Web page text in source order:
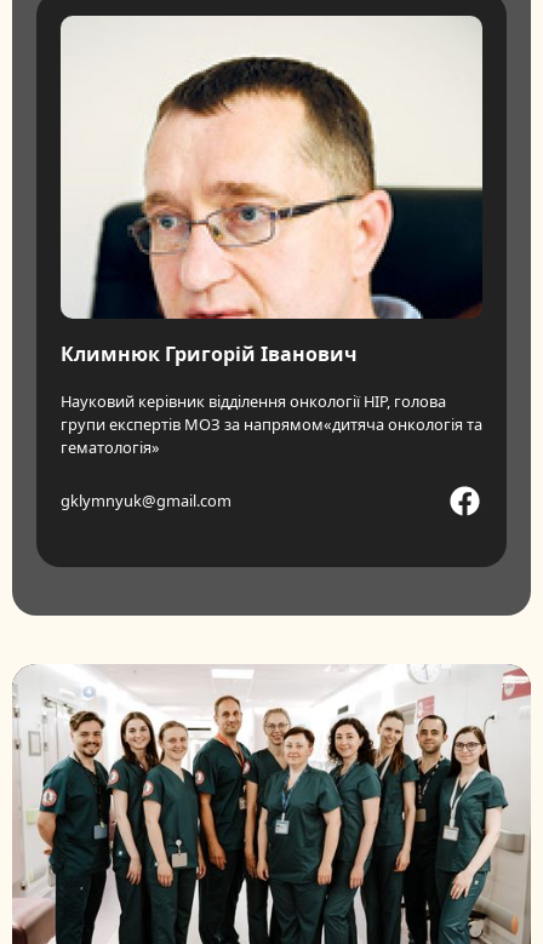
Климнюк Григорій Іванович
Науковий керівник відділення онкології НІР, голова
групи експертів МОЗ за напрямом«дитяча онкологія та
гематологія»
gklymnyuk@gmail.com